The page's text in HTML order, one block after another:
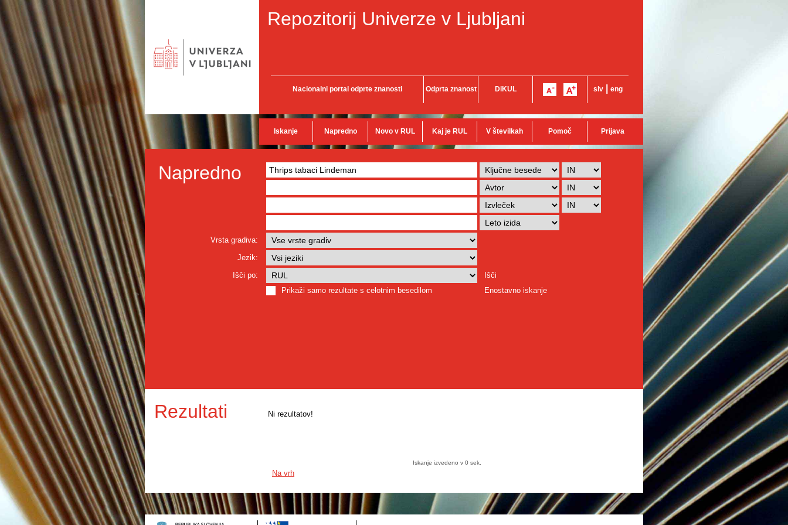
Repozitorij Univerze v Ljubljani
Nacionalni portal odprte znanosti Odprta znanost DiKUL slv eng
Iskanje Napredno Novo v RUL Kaj je RUL V številkah Pomoč Prijava
Napredno
Vrsta gradiva:
Jezik:
Išči po:
Išči
Prikaži samo rezultate s celotnim besedilom
Enostavno iskanje
Rezultati Ni rezultatov!
Iskanje izvedeno v 0 sek.
Na vrh